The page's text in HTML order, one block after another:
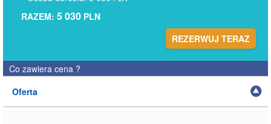
RAZEM: 5 030 PLN
REZERWUJ TERAZ
Co zawiera cena ?
Oferta